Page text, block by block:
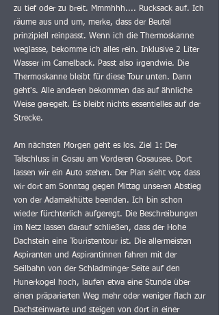
zu tief oder zu breit. Mmmhhh.... Rucksack auf. Ich
räume aus und um, merke, dass der Beutel
prinzipiell reinpasst. Wenn ich die Thermoskanne
weglasse, bekomme ich alles rein. Inklusive 2 Liter
Wasser im Camelback. Passt also irgendwie. Die
Thermoskanne bleibt für diese Tour unten. Dann
geht's. Alle anderen bekommen das auf ähnliche
Weise geregelt. Es bleibt nichts essentielles auf der
Strecke.
Am nächsten Morgen geht es los. Ziel 1: Der
Talschluss in Gosau am Vorderen Gosausee. Dort
lassen wir ein Auto stehen. Der Plan sieht vor, dass
wir dort am Sonntag gegen Mittag unseren Abstieg
von der Adamekhütte beenden. Ich bin schon
wieder fürchterlich aufgeregt. Die Beschreibungen
im Netz lassen darauf schließen, dass der Hohe
Dachstein eine Touristentour ist. Die allermeisten
Aspiranten und Aspirantinnen fahren mit der
Seilbahn von der Schladminger Seite auf den
Hunerkogel hoch, laufen etwa eine Stunde über
einen präparierten Weg mehr oder weniger flach zur
Dachsteinwarte und steigen von dort in einer